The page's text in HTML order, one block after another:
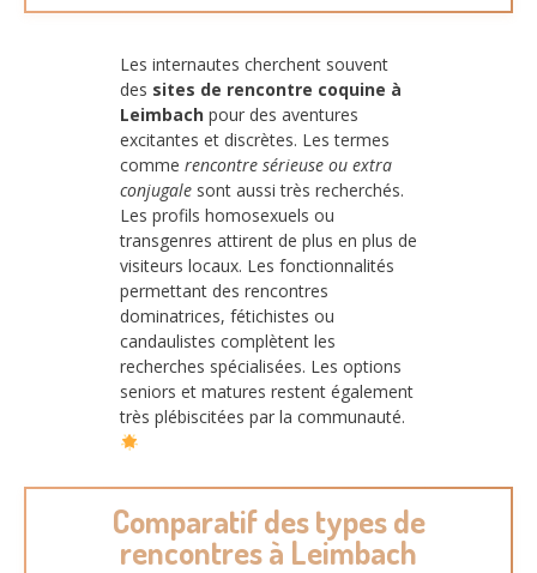
Les internautes cherchent souvent
des sites de rencontre coquine à
Leimbach pour des aventures
excitantes et discrètes. Les termes
comme rencontre sérieuse ou extra
conjugale sont aussi très recherchés.
Les profils homosexuels ou
transgenres attirent de plus en plus de
visiteurs locaux. Les fonctionnalités
permettant des rencontres
dominatrices, fétichistes ou
candaulistes complètent les
recherches spécialisées. Les options
seniors et matures restent également
très plébiscitées par la communauté.
Comparatif des types de
rencontres à Leimbach